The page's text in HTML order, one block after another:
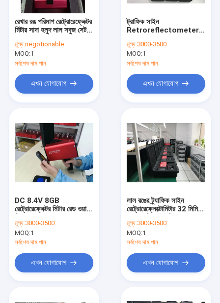
রেখার রঙ পরিমাপ রেট্রোরেফ্লেক্টর
মিটার সাদা হলুদ লাল সবুজ সেট
মূল্য:negotionable
MOQ:1
সর্বশেষ দাম পান
এখন যোগাযোগ
ট্রাফিক সাইন
Retroreflectometer
80mm
মূল্য:3000-3500
MOQ:1
সর্বশেষ দাম পান
এখন যোগাযোগ
DC 8.4V 8GB
রেট্রোরেফ্লেক্টর মিটার রেড ওয়ান
মূল্য:3000-3500
MOQ:1
সর্বশেষ দাম পান
এখন যোগাযোগ
লাল রঙের ট্র্যাফিক সাইন
রেট্রোরেফ্লেক্টোমিটার 32 মিমি
ক্রমাঙ্কন
মূল্য:3000-3500
MOQ:1
সর্বশেষ দাম পান
এখন যোগাযোগ